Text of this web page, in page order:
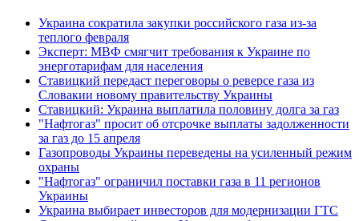
Украина сократила закупки российского газа из-за
теплого февраля
Эксперт: МВФ смягчит требования к Украине по
энерготарифам для населения
Ставицкий передаст переговоры о реверсе газа из
Словакии новому правительству Украины
Ставицкий: Украина выплатила половину долга за газ
"Нафтогаз" просит об отсрочке выплаты задолженности
за газ до 15 апреля
Газопроводы Украины переведены на усиленный режим
охраны
"Нафтогаз" ограничил поставки газа в 11 регионов
Украины
Украина выбирает инвесторов для модернизации ГТС